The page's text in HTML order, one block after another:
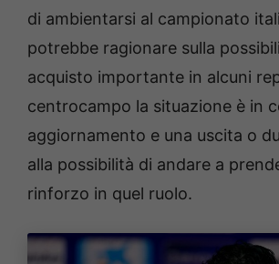
di ambientarsi al campionato
potrebbe ragionare sulla
acquisto importante in alcuni
centrocampo la situazione è in
aggiornamento e una uscita o
alla possibilità di andare a
rinforzo in quel ruolo.